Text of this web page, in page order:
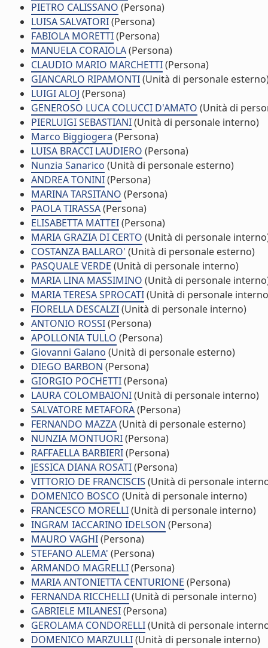
PIETRO CALISSANO (Persona)
LUISA SALVATORI(Persona)
FABIOLA MORETTI(Persona)
MANUELA CORAIOLA(Persona)
CLAUDIO MARIO MARCHETTI(Persona)
GIANCARLO RIPAMONTI(Unità di personale
LUIGI ALOJ (Persona)
GENEROSO LUCA COLUCCI D'AMATO (Unità di
PIERLUIGI SEBASTIANI(Unità di personale interno)
Marco Biggiogera (Persona)
LUISA BRACCI LAUDIERO (Persona)
Nunzia Sanarico (Unità di personale esterno)
ANDREA TONINI(Persona)
MARINA TARSITANO (Persona)
PAOLA TIRASSA(Persona)
ELISABETTA MATTEI(Persona)
MARIA GRAZIA DI CERTO (Unità di personale
COSTANZA BALLARO' (Unità di personale esterno)
PASQUALE VERDE (Unità di personale interno)
MARIA LINA MASSIMINO (Unità di personale
MARIA TERESA SPROCATI(Unità di personale
FIORELLA DESCALZI(Unità di personale interno)
ANTONIO ROSSI(Persona)
APOLLONIA TULLO (Persona)
Giovanni Galano (Unità di personale esterno)
DIEGO BARBON (Persona)
GIORGIO POCHETTI(Persona)
LAURA COLOMBAIONI(Unità di personale interno)
SALVATORE METAFORA(Persona)
FERNANDO MAZZA(Unità di personale esterno)
NUNZIA MONTUORI(Persona)
RAFFAELLA BARBIERI(Persona)
JESSICA DIANA ROSATI(Persona)
VITTORIO DE FRANCISCIS (Unità di personale
DOMENICO BOSCO (Unità di personale interno)
FRANCESCO MORELLI(Unità di personale interno)
INGRAM IACCARINO IDELSON (Persona)
MAURO VAGHI(Persona)
STEFANO ALEMA' (Persona)
ARMANDO MAGRELLI(Persona)
MARIA ANTONIETTA CENTURIONE (Persona)
FERNANDA RICCHELLI(Unità di personale interno)
GABRIELE MILANESI(Persona)
GEROLAMA CONDORELLI(Unità di personale
DOMENICO MARZULLI(Unità di personale interno)